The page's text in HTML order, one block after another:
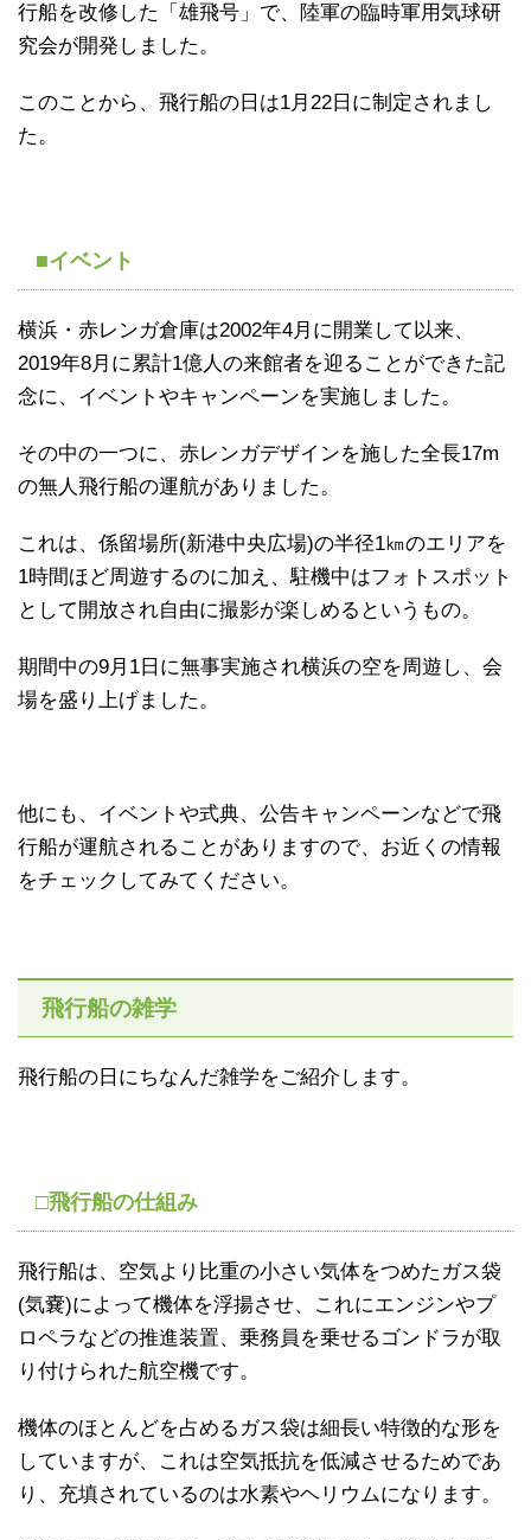
行船を改修した「雄飛号」で、陸軍の臨時軍用気球研
究会が開発しました。
このことから、飛行船の日は1月22日に制定されまし
た。
■イベント
横浜・赤レンガ倉庫は2002年4月に開業して以来、
2019年8月に累計1億人の来館者を迎ることができた記
念に、イベントやキャンペーンを実施しました。
その中の一つに、赤レンガデザインを施した全長17m
の無人飛行船の運航がありました。
これは、係留場所(新港中央広場)の半径1㎞のエリアを
1時間ほど周遊するのに加え、駐機中はフォトスポット
として開放され自由に撮影が楽しめるというもの。
期間中の9月1日に無事実施され横浜の空を周遊し、会
場を盛り上げました。
他にも、イベントや式典、公告キャンペーンなどで飛
行船が運航されることがありますので、お近くの情報
をチェックしてみてください。
飛行船の雑学
飛行船の日にちなんだ雑学をご紹介します。
□飛行船の仕組み
飛行船は、空気より比重の小さい気体をつめたガス袋
(気嚢)によって機体を浮揚させ、これにエンジンやプ
ロペラなどの推進装置、乗務員を乗せるゴンドラが取
り付けられた航空機です。
機体のほとんどを占めるガス袋は細長い特徴的な形を
していますが、これは空気抵抗を低減させるためであ
り、充填されているのは水素やヘリウムになります。